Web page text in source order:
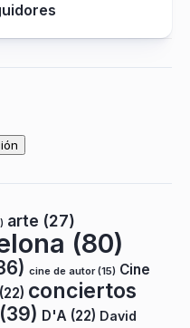
arte (27)
(80)
cine de autor(15) Cine
(22) conciertos
(39) D'A (22) David